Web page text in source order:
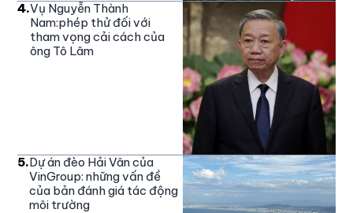
4.Vụ Nguyễn Thành
Nam:phép thử đối với
tham vọng cải cách của
ông Tô Lâm
5.Dự án đèo Hải Vân của
VinGroup: những vấn đề
của bản đánh giá tác động
môi trường